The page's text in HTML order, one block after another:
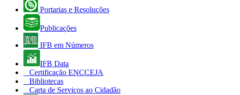
Portarias e Resoluções
Publicações
IFB em Números
IFB Data
Certificação ENCCEJA
Bibliotecas
Carta de Serviços ao Cidadão